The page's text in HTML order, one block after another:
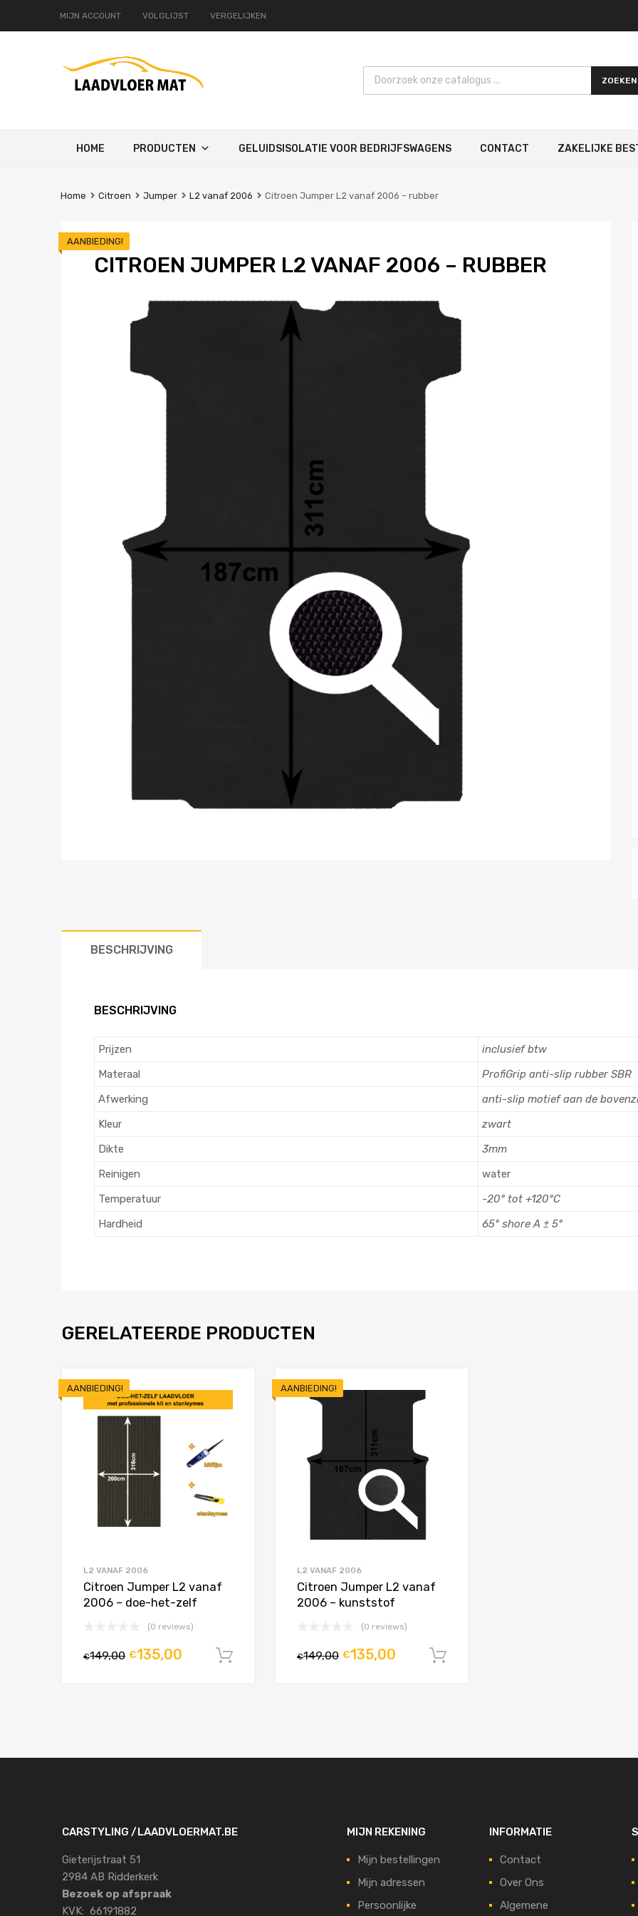
MIJN ACCOUNT VOLGLIJST VERGELIJKEN
Products search ZOEKEN
HOME PRODUCTEN GELUIDSISOLATIE VOOR BEDRIJFSWAGENS CONTACT ZAKELIJKE
Home Citroen Jumper L2 vanaf 2006 Citroen Jumper L2 vanaf 2006 – rubber
CITROEN JUMPER L2 VANAF 2006 – RUBBER
AANBIEDING!
BESCHRIJVING
BESCHRIJVING
Prijzen
inclusief btw
Materaal
ProfiGrip anti-slip rubber SBR
Afwerking
anti-slip motief aan de
Kleur
zwart
Dikte
3mm
Reinigen
water
Temperatuur
-20° tot +120°C
Hardheid
65° shore A ± 5°
GERELATEERDE PRODUCTEN
AANBIEDING!
Toevoegen aan Favorieten
L2 VANAF 2006
Citroen Jumper L2 vanaf
2006 – doe-het-zelf
(0 reviews)
€149,00 €135,00 In winkelwagen
AANBIEDING!
L2 VANAF 2006
Citroen Jumper L2 vanaf
2006 – kunststof
(0 reviews)
€149,00 €135,00
CARSTYLING /LAADVLOERMAT.BE
Gieterijstraat 51
2984 AB Ridderkerk
Bezoek op afspraak
KVK: 66191882
MIJN REKENING
Mijn bestellingen
Mijn adressen
Persoonlijke
INFORMATIE
Contact
Over Ons
Algemene